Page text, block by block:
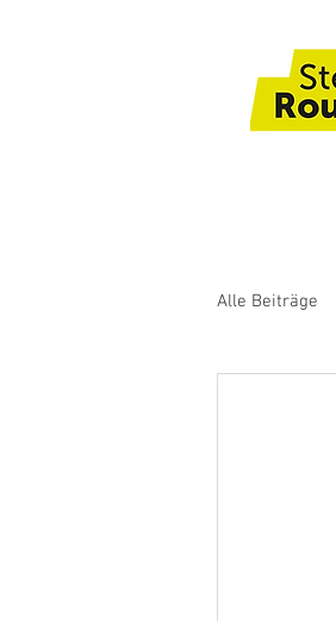
Alle Beiträge